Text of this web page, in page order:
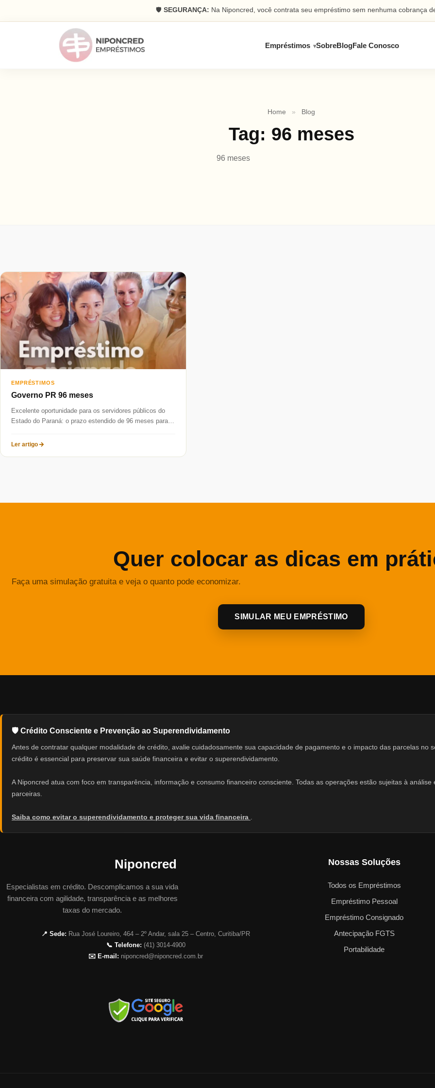
🛡️ SEGURANÇA: Na Niponcred, você contrata seu empréstimo sem nenhuma cobrança
Empréstimos SobreBlogFale Conosco
Home » Blog
Tag: 96 meses
96 meses
EMPRÉSTIMOS
Governo PR 96 meses
Excelente oportunidade para os servidores públicos do
Estado do Paraná: o prazo estendido de 96 meses para o
Ler artigo
Quer colocar as dicas em
Faça uma simulação gratuita e veja o quanto pode economizar.
SIMULAR MEU EMPRÉSTIMO
🛡️ Crédito Consciente e Prevenção ao Superendividamento
Antes de contratar qualquer modalidade de crédito, avalie cuidadosamente sua capacidade de pagamento e o impacto das parcelas no
crédito é essencial para preservar sua saúde financeira e evitar o superendividamento.
A Niponcred atua com foco em transparência, informação e consumo financeiro consciente. Todas as operações estão sujeitas à
parceiras.
Saiba como evitar o superendividamento e proteger sua vida financeira
Niponcred
Especialistas em crédito. Descomplicamos a sua vida
financeira com agilidade, transparência e as melhores
taxas do mercado.
📍 Sede: Rua José Loureiro, 464 – 2º Andar, sala 25 – Centro, Curitiba/PR
📞 Telefone: (41) 3014-4900
✉️ E-mail: niponcred@niponcred.com.br
Nossas Soluções
Todos os Empréstimos
Empréstimo Pessoal
Empréstimo Consignado
Antecipação FGTS
Portabilidade